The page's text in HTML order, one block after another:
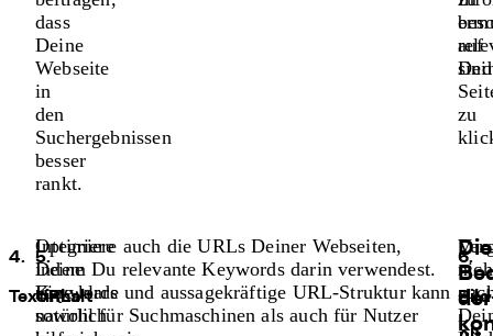
dass
Deine
Webseite
in
den
Suchergebnissen
besser
rankt.
auf
zu
4.
Textinhalt
Integriere
Deine
Keywords
natürlich
5.
URLs
Optimiere auch die URLs Deiner Webseiten,
indem Du relevante Keywords darin verwendest.
Eine klare und aussagekräftige URL-Struktur kann
sowohl für Suchmaschinen als auch für Nutzer
6.
Die
der